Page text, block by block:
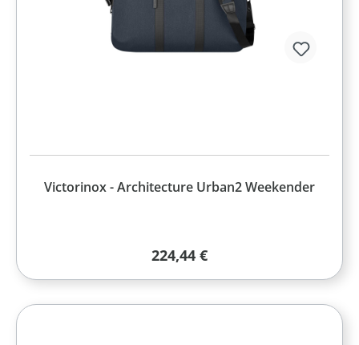
Victorinox - Architecture Urban2 Weekender
Regulärer Preis:
224,44 €